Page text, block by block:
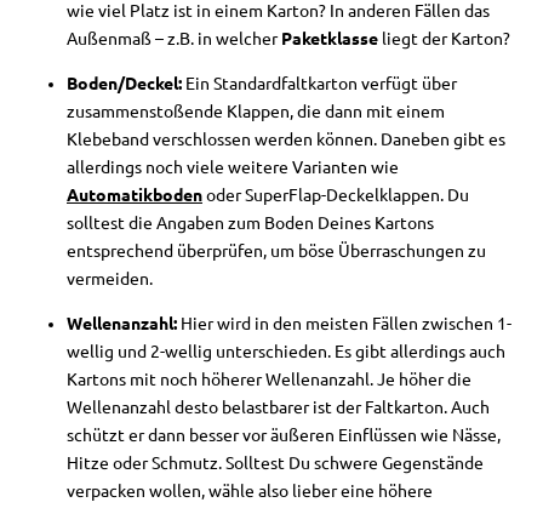
wie viel Platz ist in einem Karton? In anderen Fällen das
Außenmaß – z.B. in welcherPaketklasse liegt der Karton?
Boden/Deckel: Ein Standardfaltkarton verfügt über
zusammenstoßende Klappen, die dann mit einem
Klebeband verschlossen werden können. Daneben gibt es
allerdings noch viele weitere Varianten wie
Automatikbodenoder SuperFlap-Deckelklappen. Du
solltest die Angaben zum Boden Deines Kartons
entsprechend überprüfen, um böse Überraschungen zu
vermeiden.
Wellenanzahl: Hier wird in den meisten Fällen zwischen 1-
wellig und 2-wellig unterschieden. Es gibt allerdings auch
Kartons mit noch höherer Wellenanzahl. Je höher die
Wellenanzahl desto belastbarer ist der Faltkarton. Auch
schützt er dann besser vor äußeren Einflüssen wie Nässe,
Hitze oder Schmutz. Solltest Du schwere Gegenstände
verpacken wollen, wähle also lieber eine höhere